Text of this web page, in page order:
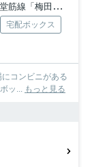
梅田」駅 徒歩15分
宅配ボックス
コンビニがある
ッ...
もっと見る